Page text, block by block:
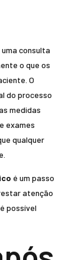
consulta
o que os
O
do processo
medidas
e exames
qualquer
é um passo
atenção
possível